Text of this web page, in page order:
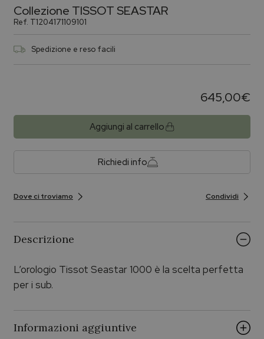
Collezione TISSOT SEASTAR
Ref. T1204171109101
Spedizione e reso facili
645,00€
Aggiungi al carrello
Richiedi info
Dove ci troviamo Condividi
Descrizione
L’orologio Tissot Seastar 1000 è la scelta perfetta
per i sub.
Informazioni aggiuntive